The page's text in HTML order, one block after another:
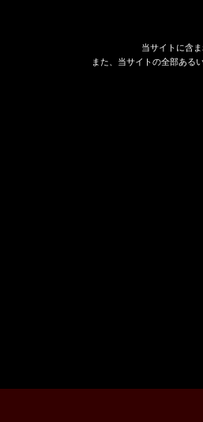
当サイトに含
また、当サイトの全部ある